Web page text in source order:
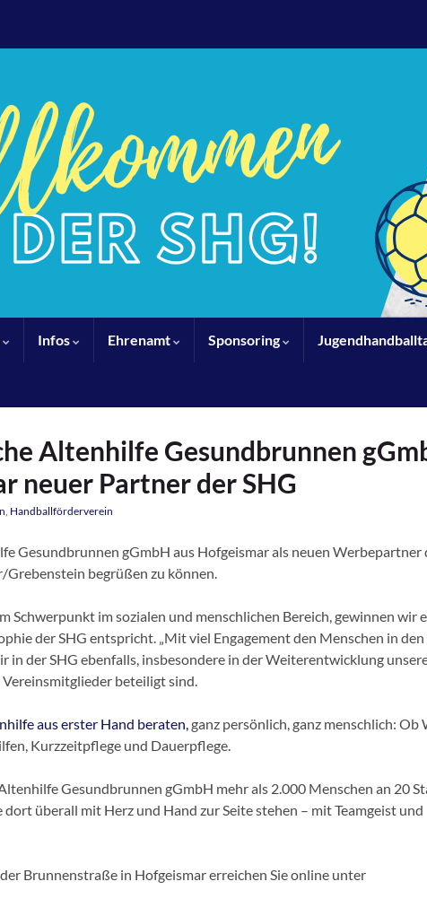
Infos Ehrenamt Sponsoring
Altenhilfe Gesundbrunnen
neuer Partner der SHG
, Handballförderverein
Gesundbrunnen gGmbH aus Hofgeismar als neuen Werbepartner
Grebenstein begrüßen zu können.
Schwerpunkt im sozialen und menschlichen Bereich, gewinnen wir
der SHG entspricht. „Mit viel Engagement den Menschen in
in der SHG ebenfalls, insbesondere in der Weiterentwicklung
beteiligt sind.
aus erster Hand beraten,ganz persönlich, ganz menschlich: Ob
Kurzzeitpflege und Dauerpflege.
Gesundbrunnen gGmbH mehr als 2.000 Menschen an 20
überall mit Herz und Hand zur Seite stehen – mit Teamgeist und
Brunnenstraße in Hofgeismar erreichen Sie online unter